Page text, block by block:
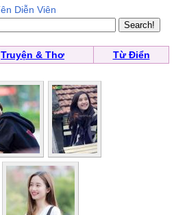
Diễn Viên
Truyện & Thơ Từ Điển